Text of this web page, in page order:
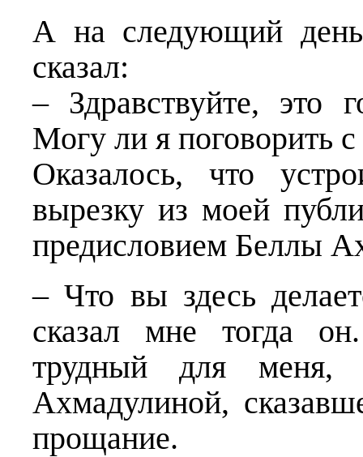
А на следующий день
сказал:
– Здравствуйте, это
Могу ли я поговорить
Оказалось, что
вырезку из моей
предисловием Беллы
– Что вы здесь
сказал мне тогда
трудный для
Ахмадулиной,
прощание.